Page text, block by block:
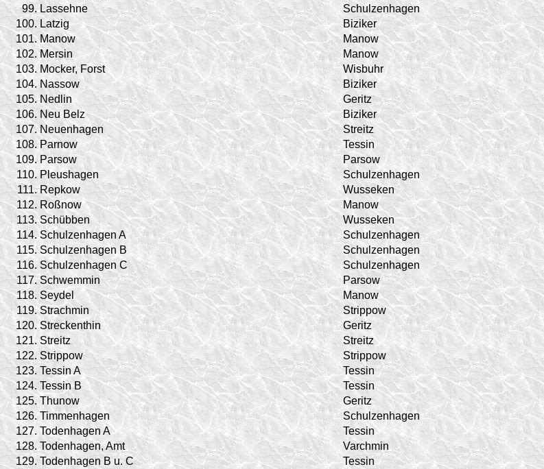
99. Lassehne Schulzenhagen
100. Latzig Biziker
101. Manow Manow
102. Mersin Manow
103. Mocker, Forst Wisbuhr
104. Nassow Biziker
105. Nedlin Geritz
106. Neu Belz Biziker
107. Neuenhagen Streitz
108. Parnow Tessin
109. Parsow Parsow
110. Pleushagen Schulzenhagen
111. Repkow Wusseken
112. Roßnow Manow
113. Schübben Wusseken
114. Schulzenhagen A Schulzenhagen
115. Schulzenhagen B Schulzenhagen
116. Schulzenhagen C Schulzenhagen
117. Schwemmin Parsow
118. Seydel Manow
119. Strachmin Strippow
120. Streckenthin Geritz
121. Streitz Streitz
122. Strippow Strippow
123. Tessin A Tessin
124. Tessin B Tessin
125. Thunow Geritz
126. Timmenhagen Schulzenhagen
127. Todenhagen A Tessin
128. Todenhagen, Amt Varchmin
129. Todenhagen B u. C Tessin